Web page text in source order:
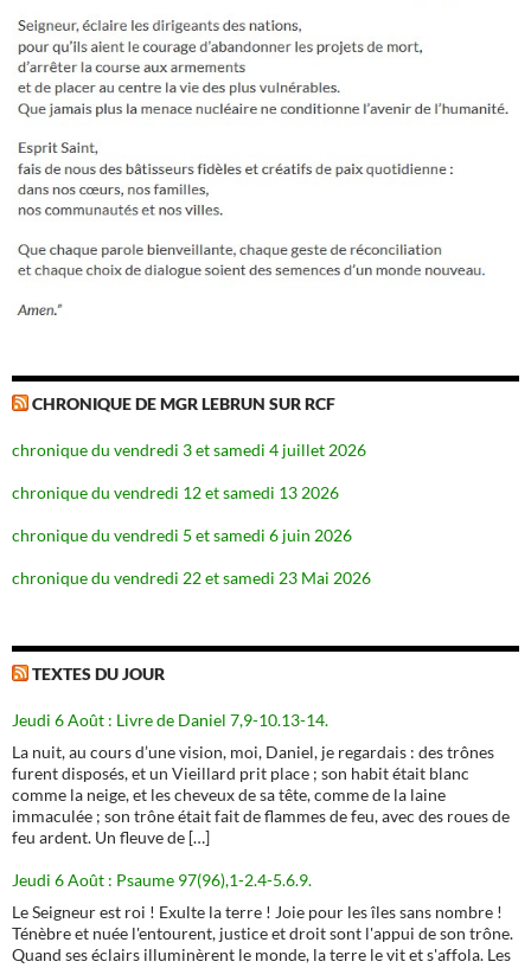
CHRONIQUE DE MGR LEBRUN SUR RCF
chronique du vendredi 3 et samedi 4 juillet 2026
chronique du vendredi 12 et samedi 13 2026
chronique du vendredi 5 et samedi 6 juin 2026
chronique du vendredi 22 et samedi 23 Mai 2026
TEXTES DU JOUR
Jeudi 6 Août : Livre de Daniel 7,9-10.13-14.
La nuit, au cours d’une vision, moi, Daniel, je regardais : des trônes
furent disposés, et un Vieillard prit place ; son habit était blanc
comme la neige, et les cheveux de sa tête, comme de la laine
immaculée ; son trône était fait de flammes de feu, avec des roues de
feu ardent. Un fleuve de […]
Jeudi 6 Août : Psaume 97(96),1-2.4-5.6.9.
Le Seigneur est roi ! Exulte la terre ! Joie pour les îles sans nombre !
Ténèbre et nuée l'entourent, justice et droit sont l'appui de son trône.
Quand ses éclairs illuminèrent le monde, la terre le vit et s'affola. Les